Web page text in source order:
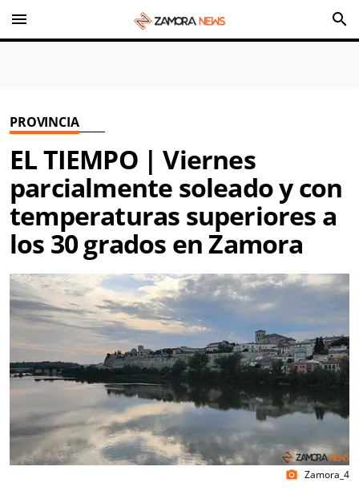
menu search
PROVINCIA
EL TIEMPO | Viernes
parcialmente soleado y con
temperaturas superiores a
los 30 grados en Zamora
photo_camera Zamora_4